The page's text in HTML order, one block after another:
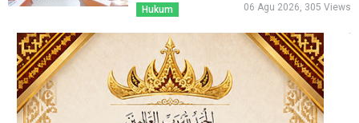
Hukum 06 Agu 2026, 305 Views